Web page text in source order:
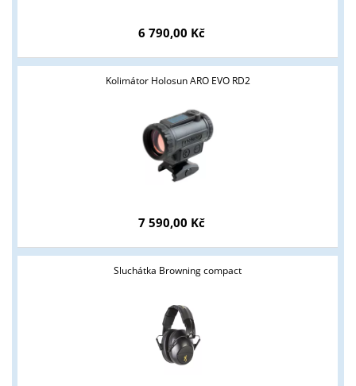
6 790,00 Kč
Kolimátor Holosun ARO EVO RD2
7 590,00 Kč
Sluchátka Browning compact
Tyto stránky jsou určeny pouze odborné veřejnosti od 18 let a
podnikatelům v oblasti zbraně a střelivo. Splňujete tyto
podmínky?
ANO